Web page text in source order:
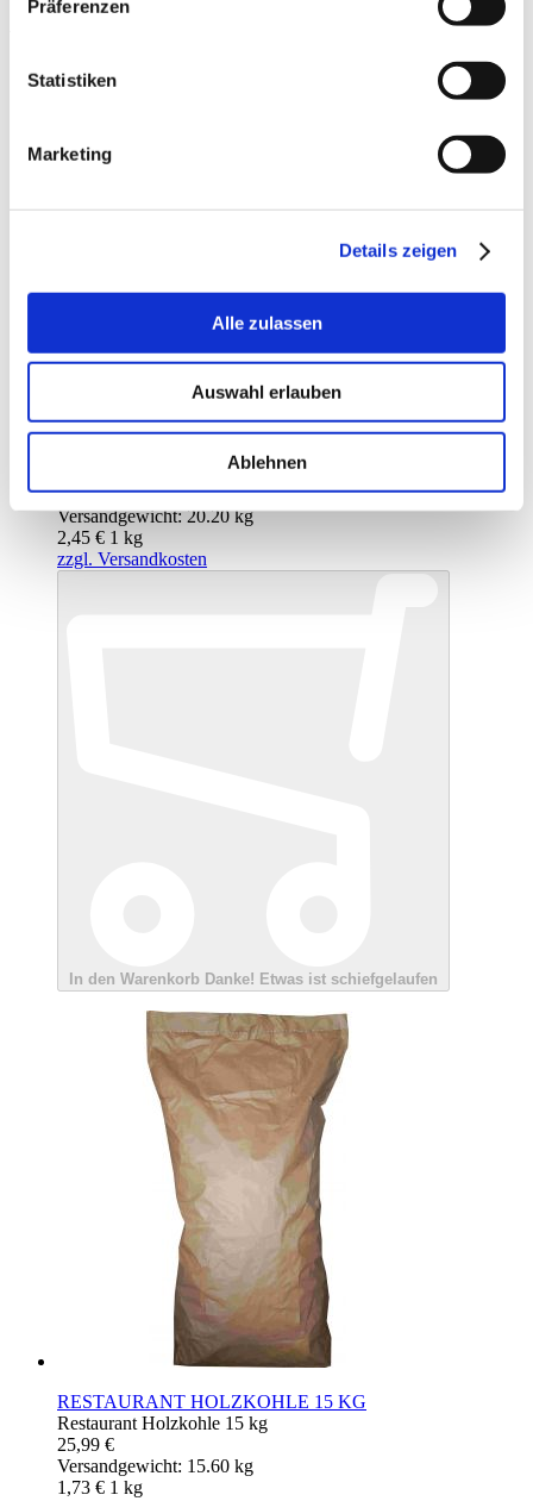
Präferenzen
Statistiken
Marketing
Details zeigen
Alle zulassen
Auswahl erlauben
Ablehnen
OSCORNA ANIMALIN 20 KG
Oscorna Animalin 20 kg
48,95 €
Versandgewicht: 20.20 kg
2,45 € 1 kg
zzgl. Versandkosten
In den Warenkorb Danke! Etwas ist schiefgelaufen
RESTAURANT HOLZKOHLE 15 KG
Restaurant Holzkohle 15 kg
25,99 €
Versandgewicht: 15.60 kg
1,73 € 1 kg